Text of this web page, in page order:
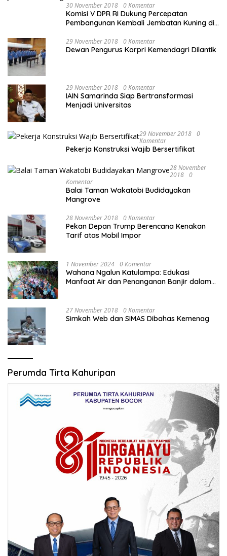
30 November 2018 0 Komentar
Komisi V DPR RI Dukung Percepatan
Pembangunan Kembali Jembatan Kuning di
29 November 2018 0 Komentar
Dewan Pengurus Korpri Kemendagri Dilantik
29 November 2018 0 Komentar
IAIN Samarinda Siap Bertransformasi
Menjadi Universitas
29 November 2018 0
Komentar
Pekerja Konstruksi Wajib Bersertifikat
28 November
2018 0
Komentar
Balai Taman Wakatobi Budidayakan
Mangrove
28 November 2018 0 Komentar
Pekan Depan Trump Berencana Kenakan
Tarif atas Mobil Impor
1 November 2024 0 Komentar
Wahana Ngalun Katulampa: Edukasi
Manfaat Air dan Penanganan Banjir dalam
27 November 2018 0 Komentar
Simkah Web dan SIMAS Dibahas Kemenag
Perumda Tirta Kahuripan